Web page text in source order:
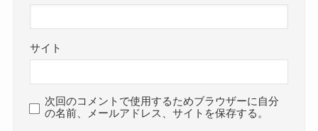
サイト
次回のコメントで使用するためブラウザーに自分
の名前、メールアドレス、サイトを保存する。